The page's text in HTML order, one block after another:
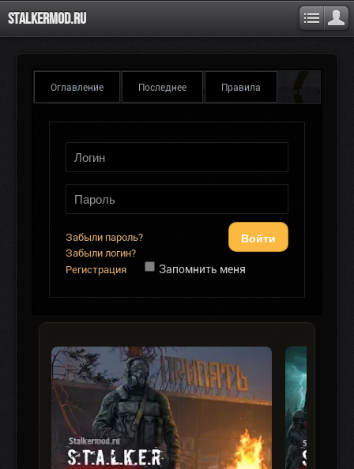
Stalkermod.ru
Оглавление Последнее Правила
Войти
Забыли пароль?
Забыли логин?
Регистрация
Запомнить меня